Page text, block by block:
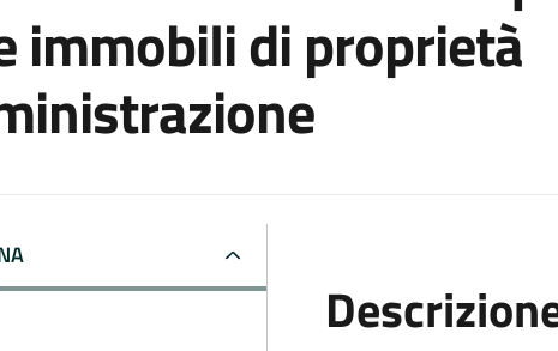
immobili di proprietà